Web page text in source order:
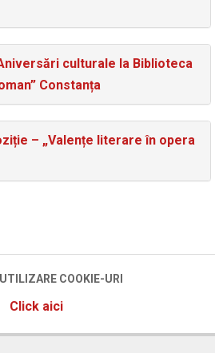
culturale la Biblioteca
Constanța
– „Valențe literare în opera
COOKIE-URI
Click aici